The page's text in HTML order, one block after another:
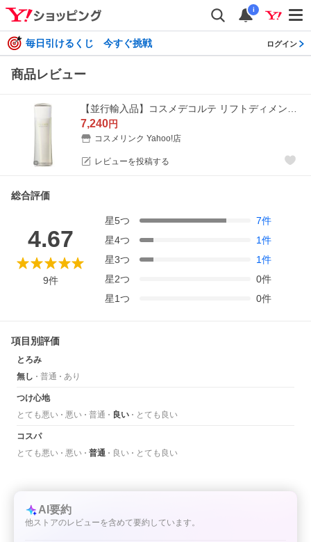
i
毎日引けるくじ 今すぐ挑戦 ログイン
商品レビュー
7,240円
コスメリンク Yahoo!店
レビューを投稿する
総合評価
4.67
9件
星5つ 7件
星4つ 1件
星3つ 1件
星2つ 0件
星1つ 0件
項目別評価
とろみ
無し
普通 あり
つけ心地
とても悪い
悪い 普通 良い とても良い
コスパ
とても悪い
悪い 普通 良い とても良い
AI要約
他ストアのレビューを含めて要約しています。